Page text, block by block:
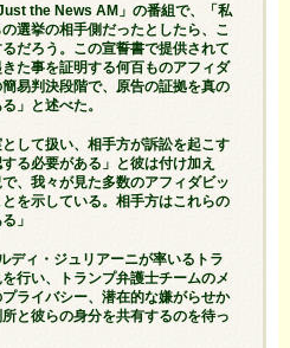
the News AM」の番組で、「私
選挙の相手側だったとしたら、こ
だろう。この宣誓書で提供されて
た事を証明する何百ものアフィダ
易判決段階で、原告の証拠を真の
」と述べた。
して扱い、相手方が訴訟を起こす
る必要がある」と彼は付け加え
、我々が見た多数のアフィダビッ
を示している。相手方はこれらの
」
ディ・ジュリアーニが率いるトラ
行い、トランプ弁護士チームのメ
ライバシー、潜在的な嫌がらせか
と彼らの身分を共有するのを待っ